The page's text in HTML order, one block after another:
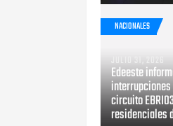
NACIONALES
JULIO 31, 2026
Edeeste
circuito
residenciales